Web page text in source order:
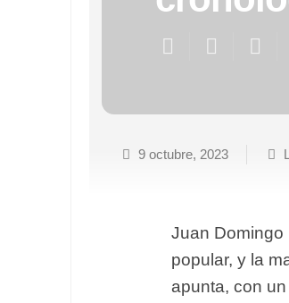
9 octubre, 2023
Juan Domingo
popular, y la
apunta, con